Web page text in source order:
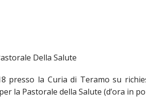
UFFICIO CATECHISTICO
Della Salute
presso la Curia di Teramo su
la Pastorale della Salute (d’ora in